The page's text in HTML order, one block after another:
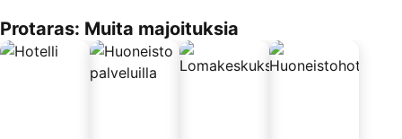
Protaras: Muita majoituksia